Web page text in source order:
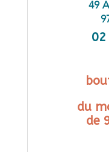
49
02
du
de